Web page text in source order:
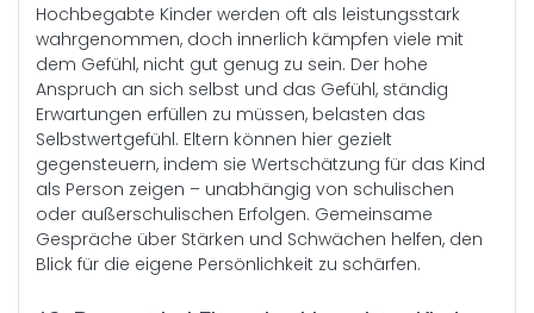
Hochbegabte Kinder werden oft als leistungsstark
wahrgenommen, doch innerlich kämpfen viele mit
dem Gefühl, nicht gut genug zu sein. Der hohe
Anspruch an sich selbst und das Gefühl, ständig
Erwartungen erfüllen zu müssen, belasten das
Selbstwertgefühl. Eltern können hier gezielt
gegensteuern, indem sie Wertschätzung für das Kind
als Person zeigen – unabhängig von schulischen
oder außerschulischen Erfolgen. Gemeinsame
Gespräche über Stärken und Schwächen helfen, den
Blick für die eigene Persönlichkeit zu schärfen.